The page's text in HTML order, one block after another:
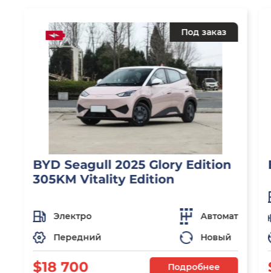
Под заказ
BYD Seagull 2025 Glory Edition
305KM Vitality Edition
Электро
Автомат
Передний
Новый
$18 700 Подробнее